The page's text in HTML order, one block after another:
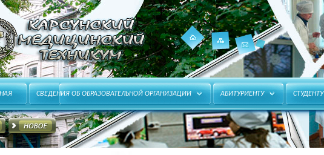
- В маштабах интернета, в интересах
Главная Карта
сайта
Контакты
СВЕДЕНИЯ ОБ ОБРАЗОВАТЕЛЬНОЙ ОРГАНИЗАЦИИ АБИТУРИЕНТУ СТУДЕНТУ